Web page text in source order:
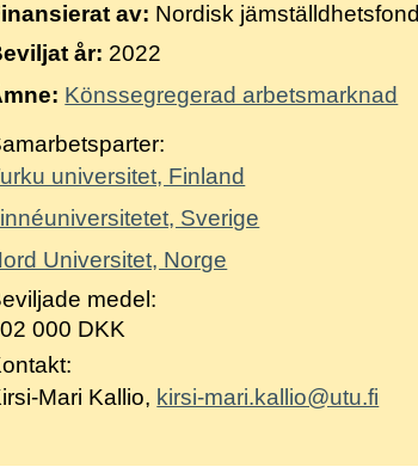
av: Nordisk jämställdhetsfond
år: 2022
Könssegregerad arbetsmarknad
universitet, Finland
Sverige
Universitet, Norge
medel:
000 DKK
Mari Kallio, kirsi-mari.kallio@utu.fi